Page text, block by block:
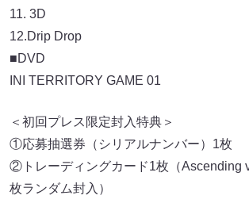
11. 3D
12.Drip Drop
■DVD
INI TERRITORY GAME 01
＜初回プレス限定封入特典＞
①応募抽選券（シリアルナンバー）1枚
②トレーディングカード1枚（Ascending
枚ランダム封入）